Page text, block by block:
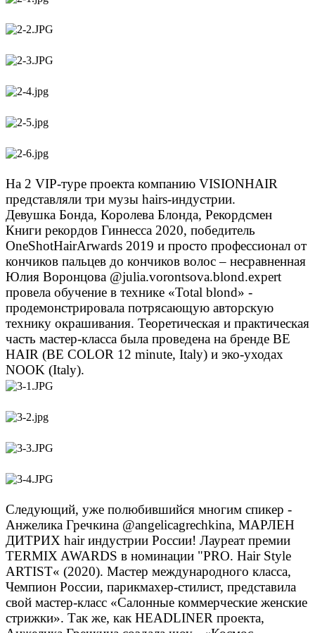
На 2 VIP-туре проекта компанию VISIONHAIR
представляли три музы hairs-индустрии.
Девушка Бонда, Королева Блонда, Рекордсмен
Книги рекордов Гиннесса 2020, победитель
OneShotHairArwards 2019 и просто профессионал от
кончиков пальцев до кончиков волос – несравненная
Юлия Воронцова @julia.vorontsova.blond.expert
провела обучение в технике «Total blond» -
продемонстрировала потрясающую авторскую
технику окрашивания. Теоретическая и практическая
часть мастер-класса была проведена на бренде BE
HAIR (BE COLOR 12 minute, Italy) и эко-уходах
NOOK (Italy).
Следующий, уже полюбившийся многим спикер -
Анжелика Гречкина @angelicagrechkina, МАРЛЕН
ДИТРИХ hair индустрии России! Лауреат премии
TERMIX AWARDS в номинации "PRO. Hair Style
ARTIST« (2020). Мастер международного класса,
Чемпион России, парикмахер-стилист, представила
свой мастер-класс «Салонные коммерческие женские
стрижки». Так же, как HEADLINER проекта,